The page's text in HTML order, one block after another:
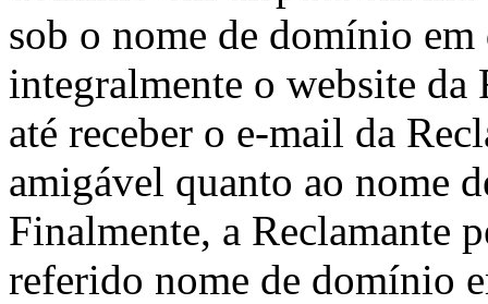
sob o nome de domínio
integralmente o website da
até receber o e-mail da
amigável quanto ao nome
Finalmente, a Reclamante
referido nome de domínio